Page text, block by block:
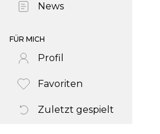
News
FÜR MICH
Profil
Favoriten
Zuletzt gespielt